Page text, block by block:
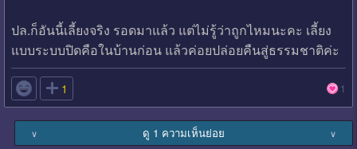
ปล.ก็อันนี้เลี้ยงจริง รอดมาแล้ว แต่ไม่รู้ว่าถูกไหมนะคะ เลี้ยง
แบบระบบปิดคือในบ้านก่อน แล้วค่อยปล่อยคืนสู่ธรรมชาติค่ะ
 1 1
∨ ดู 1 ความเห็นย่อย ∨